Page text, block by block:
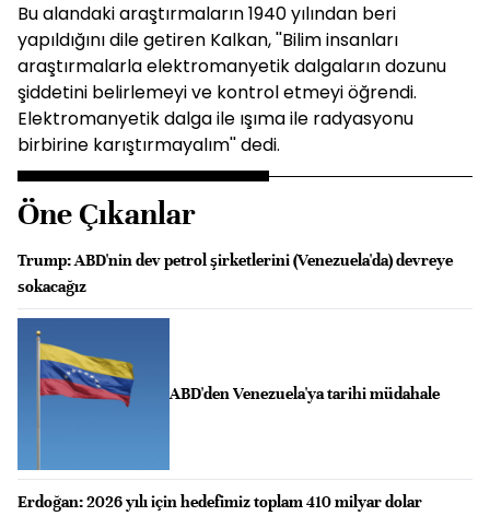
Bu alandaki araştırmaların 1940 yılından beri
yapıldığını dile getiren Kalkan, ''Bilim insanları
araştırmalarla elektromanyetik dalgaların dozunu
şiddetini belirlemeyi ve kontrol etmeyi öğrendi.
Elektromanyetik dalga ile ışıma ile radyasyonu
birbirine karıştırmayalım'' dedi.
Öne Çıkanlar
Trump: ABD'nin dev petrol şirketlerini (Venezuela'da) devreye
sokacağız
ABD'den Venezuela'ya tarihi müdahale
Erdoğan: 2026 yılı için hedefimiz toplam 410 milyar dolar